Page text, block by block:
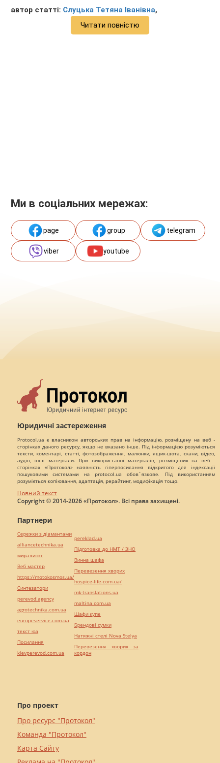
автор статті: Слуцька Тетяна Іванівна,
Читати повністю
Ми в соціальних мережах:
page group telegram
viber youtube
Юридичні застереження
Protocol.ua є власником авторських прав на інформацію, розміщену на веб -
сторінках даного ресурсу, якщо не вказано інше. Під інформацією розуміються
тексти, коментарі, статті, фотозображення, малюнки, ящик-шота, скани, відео,
аудіо, інші матеріали. При використанні матеріалів, розміщених на веб -
сторінках «Протокол» наявність гіперпосилання відкритого для індексації
пошуковими системами на protocol.ua обов`язкове. Під використанням
розуміється копіювання, адаптація, рерайтинг, модифікація тощо.
Повний текст
Copyright © 2014-2026 «Протокол». Всі права захищені.
Про проект
Про ресурс "Протокол"
Команда "Протокол"
Карта Сайту
Партнери
Сережки з діамантами
alliancetechnika.ua
миралинкс
Веб мастер
https://motokosmos.ua/
Синтезатори
perevod.agency
agrotechnika.com.ua
europeservice.com.ua
текст юа
Посилання
kievperevod.com.ua
pereklad.ua
Підготовка до НМТ / ЗНО
Винна шафа
Перевезення хворих
hospice-life.com.ua/
mk-translations.ua
maltina.com.ua
Шафи купе
Брендові сумки
Натяжні стелі Nova Stelya
Перевезення хворих за
кордон